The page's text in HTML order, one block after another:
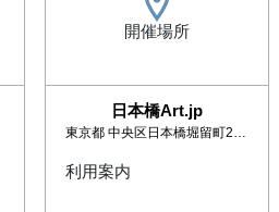
開催場所
日本橋Art.jp
東京都 中央区日本橋堀留町2-2-1 住友不動産人形町ビル
利用案内